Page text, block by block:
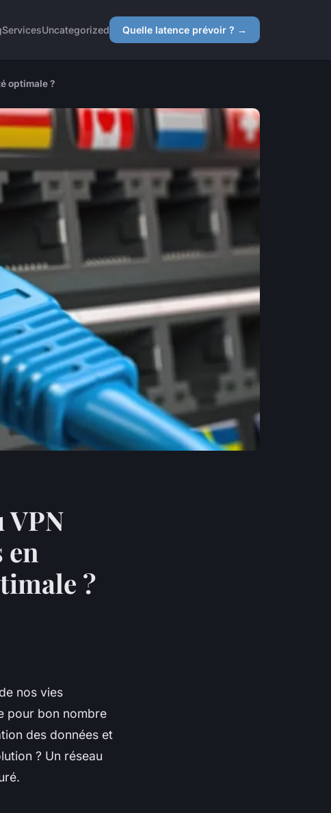
ServicesUncategorized Quelle latence prévoir ? →
optimale ?
VPN
en
?
nos vies
pour bon nombre
des données et
? Un réseau